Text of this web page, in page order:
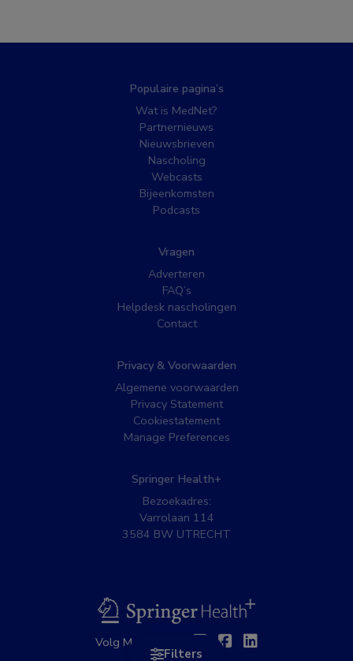
Filters
Populaire pagina’s
Wat is MedNet?
Partnernieuws
Nieuwsbrieven
Nascholing
Webcasts
Bijeenkomsten
Podcasts
Vragen
Adverteren
FAQ’s
Helpdesk nascholingen
Contact
Privacy & Voorwaarden
Algemene voorwaarden
Privacy Statement
Cookiestatement
Manage Preferences
Springer Health+
Bezoekadres:
Varrolaan 114
3584 BW UTRECHT
BSL
Volg MedNet op: TwitterFacebook
Linkedin